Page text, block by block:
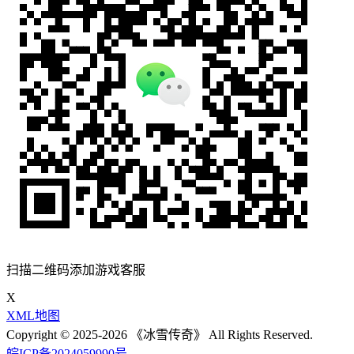
扫描二维码添加游戏客服
X
XML地图
Copyright © 2025-2026 《冰雪传奇》 All Rights Reserved.